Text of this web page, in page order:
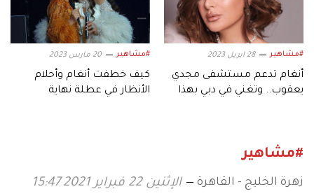
#مشاهير 28 ابريل 2023
أنغام تدعم مستشفى مجدي
يعقوب.. وتغني في دبي بهذا
#مشاهير 20 مارس 2023
كيف خطفت أنغام وأحلام
الأنظار في عطلة نهاية
#مشاهير
زهرة الخليج - القاهرة الإثنين 22 فبراير 2021 15:47